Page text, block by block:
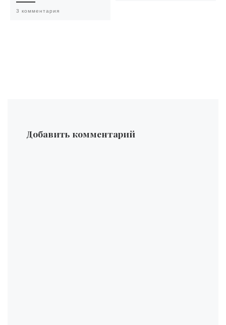
3 комментария
Добавить комментарий